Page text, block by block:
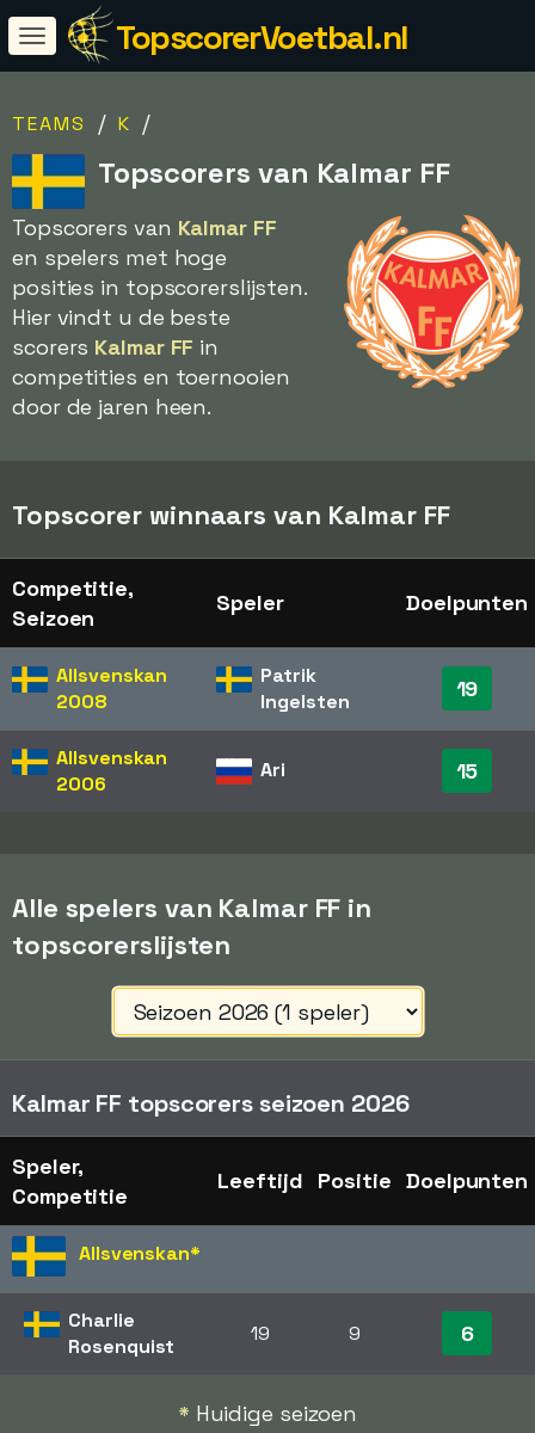
TopscorerVoetbal.nl
TEAMS / K /
Topscorers van Kalmar FF
Topscorers van Kalmar FF
en spelers met hoge
posities in topscorerslijsten.
Hier vindt u de beste
scorers Kalmar FF in
competities en toernooien
door de jaren heen.
Topscorer winnaars van Kalmar FF
Competitie,
Seizoen
Speler Doelpunten
Allsvenskan
2008
Patrik
Ingelsten
19
Allsvenskan
2006
Ari 15
Alle spelers van Kalmar FF in
topscorerslijsten
Kalmar FF topscorers seizoen 2026
Speler,
Competitie
Leeftijd Positie Doelpunten
Allsvenskan*
Charlie
Rosenquist
19 9 6
* Huidige seizoen